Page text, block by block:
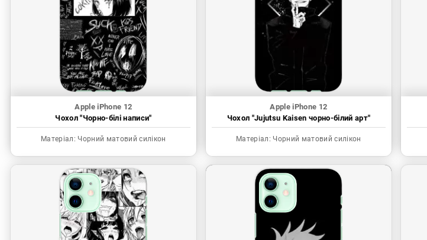
Apple iPhone 12
Чохол "Чорно-білі написи"
Матеріал: Чорний матовий силікон
Apple iPhone 12
Чохол "Jujutsu Kaisen чорно-білий арт"
Матеріал: Чорний матовий силікон